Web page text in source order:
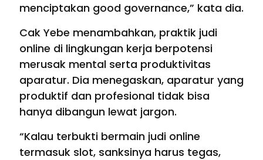
menciptakan good governance,” kata dia.
Cak Yebe menambahkan, praktik judi
online di lingkungan kerja berpotensi
merusak mental serta produktivitas
aparatur. Dia menegaskan, aparatur yang
produktif dan profesional tidak bisa
hanya dibangun lewat jargon.
“Kalau terbukti bermain judi online
termasuk slot, sanksinya harus tegas,